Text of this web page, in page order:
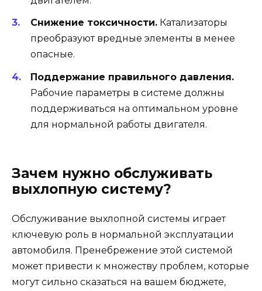
Снижение токсичности. Катализаторы
преобразуют вредные элементы в менее
опасные.
Поддержание правильного давления.
Рабочие параметры в системе должны
поддерживаться на оптимальном уровне
для нормальной работы двигателя.
Зачем нужно обслуживать
выхлопную систему?
Обслуживание выхлопной системы играет
ключевую роль в нормальной эксплуатации
автомобиля. Пренебрежение этой системой
может привести к множеству проблем, которые
могут сильно сказаться на вашем бюджете,